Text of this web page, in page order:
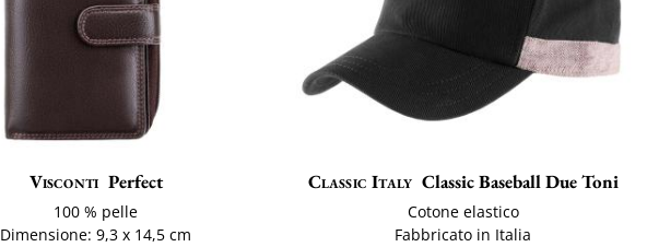
Visconti Perfect
100 % pelle
Dimensione: 9,3 x 14,5 cm
Classic Italy Classic Baseball Due Toni
Cotone elastico
Fabbricato in Italia